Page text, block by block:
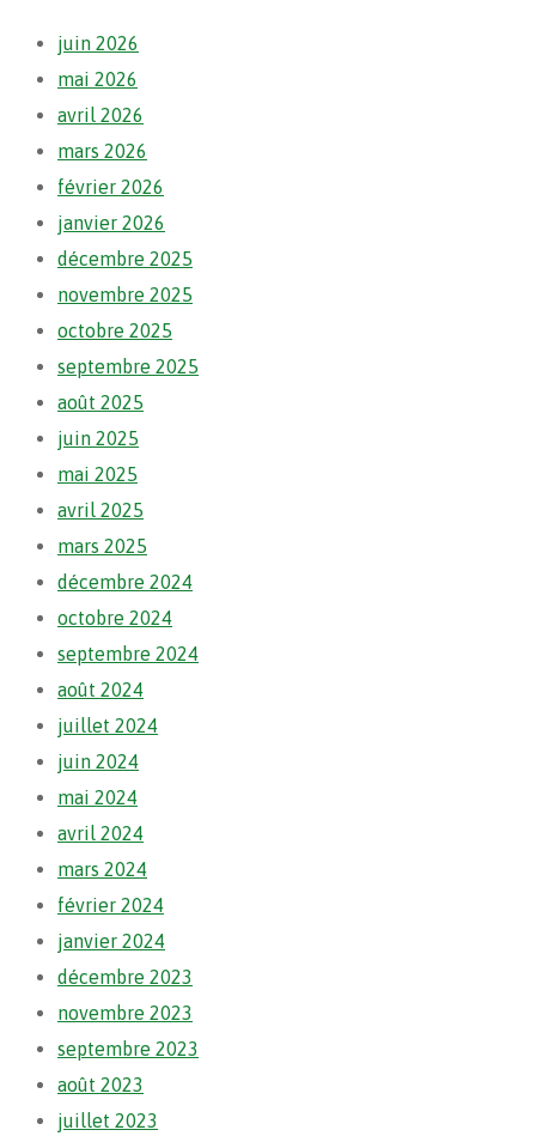
juin 2026
mai 2026
avril 2026
mars 2026
février 2026
janvier 2026
décembre 2025
novembre 2025
octobre 2025
septembre 2025
août 2025
juin 2025
mai 2025
avril 2025
mars 2025
décembre 2024
octobre 2024
septembre 2024
août 2024
juillet 2024
juin 2024
mai 2024
avril 2024
mars 2024
février 2024
janvier 2024
décembre 2023
novembre 2023
septembre 2023
août 2023
juillet 2023